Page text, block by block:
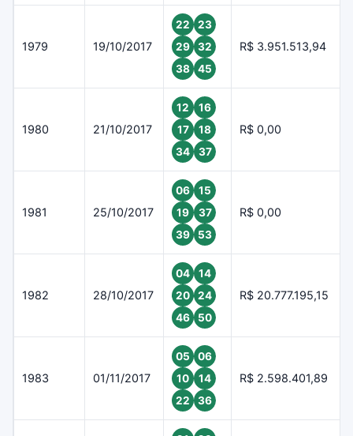
1979 19/10/2017
22
23
29
32
38
45
R$ 3.951.513,94
1980 21/10/2017
12
16
17
18
34
37
R$ 0,00
1981 25/10/2017
06
15
19
37
39
53
R$ 0,00
1982 28/10/2017
04
14
20
24
46
50
R$ 20.777.195,15
1983 01/11/2017
05
06
10
14
22
36
R$ 2.598.401,89